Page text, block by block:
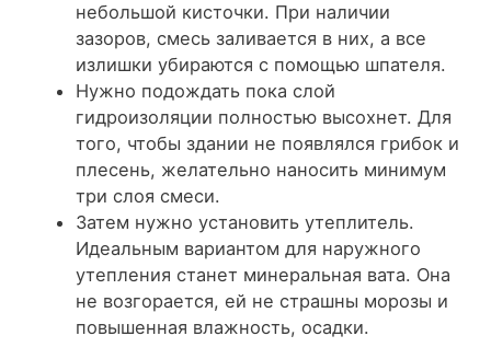
небольшой кисточки. При наличии
зазоров, смесь заливается в них, а все
излишки убираются с помощью шпателя.
Нужно подождать пока слой
гидроизоляции полностью высохнет. Для
того, чтобы здании не появлялся грибок и
плесень, желательно наносить минимум
три слоя смеси.
Затем нужно установить утеплитель.
Идеальным вариантом для наружного
утепления станет минеральная вата. Она
не возгорается, ей не страшны морозы и
повышенная влажность, осадки.